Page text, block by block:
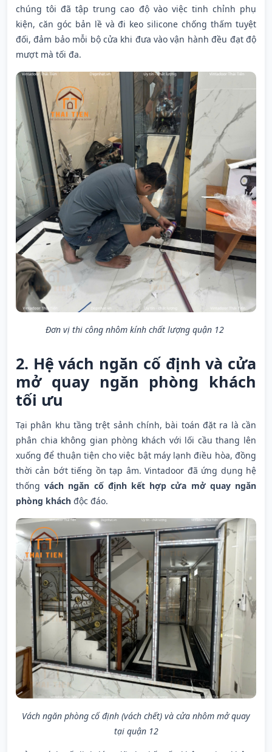
chúng tôi đã tập trung cao độ vào việc tinh chỉnh phụ
kiện, căn góc bản lề và đi keo silicone chống thấm tuyệt
đối, đảm bảo mỗi bộ cửa khi đưa vào vận hành đều đạt độ
mượt mà tối đa.
Đơn vị thi công nhôm kính chất lượng quận 12
2. Hệ vách ngăn cố định và cửa
mở quay ngăn phòng khách
tối ưu
Tại phân khu tầng trệt sảnh chính, bài toán đặt ra là cần
phân chia không gian phòng khách với lối cầu thang lên
xuống để thuận tiện cho việc bật máy lạnh điều hòa, đồng
thời cản bớt tiếng ồn tạp âm. Vintadoor đã ứng dụng hệ
thốngvách ngăn cố định kết hợp cửa mở quay ngăn
phòng khách độc đáo.
Vách ngăn phòng cố định (vách chết) và cửa nhôm mở quay
tại quận 12